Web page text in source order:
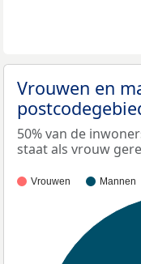
Vrouwen en
50% van de
staat als vrouw
Vrouwen Mannen